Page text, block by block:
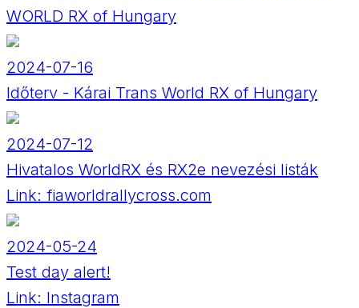
WORLD RX of Hungary
2024-07-16
Időterv - Kárai Trans World RX of Hungary
2024-07-12
Hivatalos WorldRX és RX2e nevezési listák
Link: fiaworldrallycross.com
2024-05-24
Test day alert!
Link: Instagram